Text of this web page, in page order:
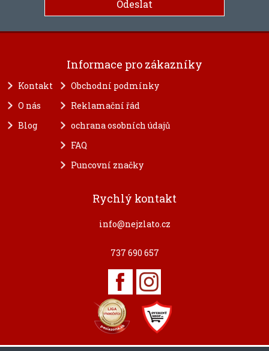
Informace pro zákazníky
Kontakt
O nás
Blog
Obchodní podmínky
Reklamační řád
ochrana osobních údajů
FAQ
Puncovní značky
Rychlý kontakt
info@nejzlato.cz
737 690 657